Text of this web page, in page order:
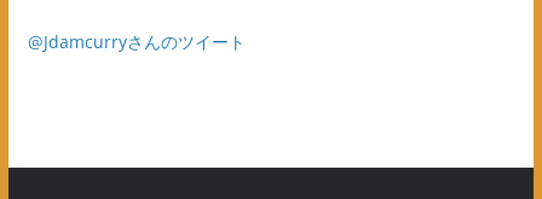
@Jdamcurryさんのツイート